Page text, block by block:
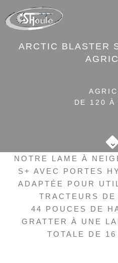
ARCTIC BLASTER
DE 120 À
NOTRE LAME À
S+ AVEC PORTES
ADAPTÉE POUR
TRACTEURS
44 POUCES DE
GRATTER À UNE
TOTALE DE